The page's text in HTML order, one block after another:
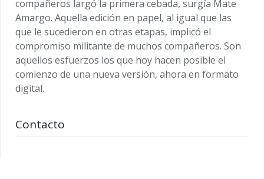
compañeros largó la primera cebada, surgía Mate
Amargo. Aquella edición en papel, al igual que las
que le sucedieron en otras etapas, implicó el
compromiso militante de muchos compañeros. Son
aquellos esfuerzos los que hoy hacen posible el
comienzo de una nueva versión, ahora en formato
digital.
Contacto